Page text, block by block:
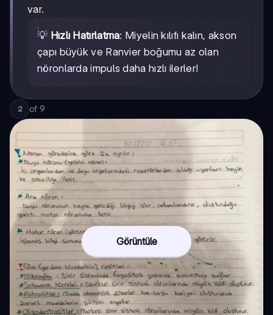
var.
💡 Hızlı Hatırlatma: Miyelin kılıfı kalın, akson
çapı büyük ve Ranvier boğumu az olan
nöronlarda impuls daha hızlı ilerler!
2 of 9
Görüntüle